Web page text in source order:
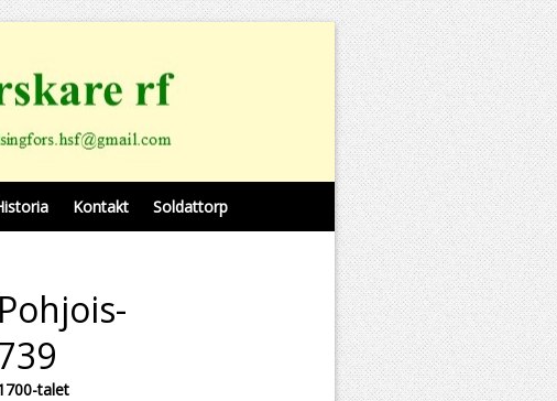
Kontakt Soldattorp
talet